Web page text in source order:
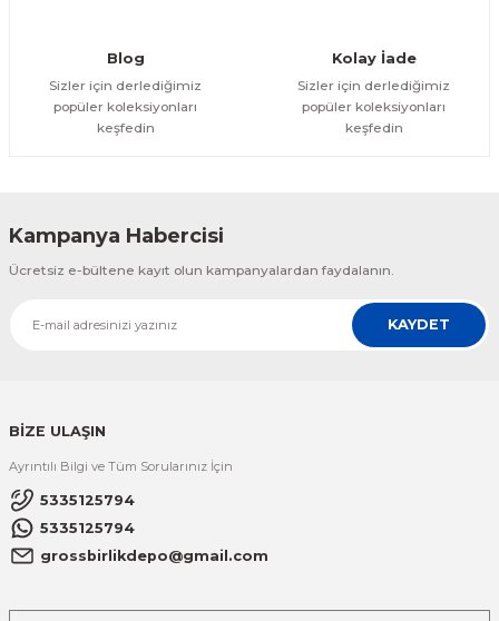
Blog
Sizler için derlediğimiz
popüler koleksiyonları
keşfedin
Kolay İade
Sizler için derlediğimiz
popüler koleksiyonları
keşfedin
Kampanya Habercisi
Ücretsiz e-bültene kayıt olun kampanyalardan faydalanın.
KAYDET
BİZE ULAŞIN
Ayrıntılı Bilgi ve Tüm Sorularınız İçin
5335125794
5335125794
grossbirlikdepo@gmail.com